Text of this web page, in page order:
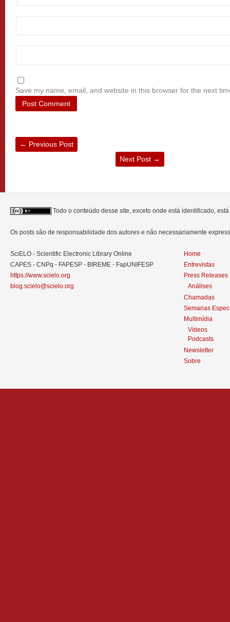
Save my name, email, and website in this browser for the next
← Previous Post
Next Post →
Todo o conteúdo desse site, exceto onde está identificado,
Os posts são de responsabilidade dos autores e não necessariamente
SciELO - Scientific Electronic Library Online
CAPES - CNPq - FAPESP - BIREME - FapUNIFESP
https://www.scielo.org
blog.scielo@scielo.org
Home
Entrevistas
Press Releases
Análises
Chamadas
Semanas
Multimídia
Vídeos
Podcasts
Newsletter
Sobre